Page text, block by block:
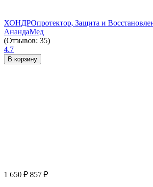
ХОНДРОпротектор, Защита и
АнандаМед
(Отзывов: 35)
4.7
В корзину
1 650 ₽ 857 ₽